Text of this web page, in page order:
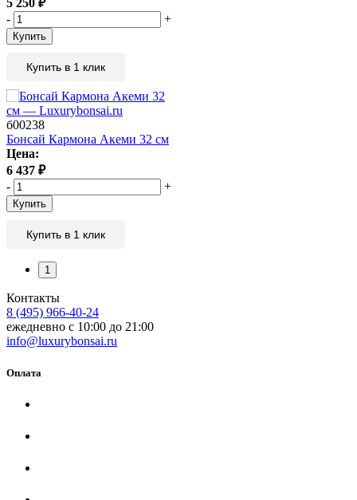
5 250 ₽
-
+
Купить
Купить в 1 клик
б00238
Бонсай Кармона Акеми 32 см
Цена:
6 437 ₽
-
+
Купить
Купить в 1 клик
1
Контакты
8 (495) 966-40-24
ежедневно с 10:00 до 21:00
info@luxurybonsai.ru
Оплата